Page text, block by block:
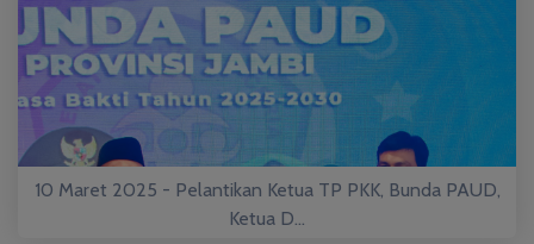
10 Maret 2025 - Pelantikan Ketua TP PKK, Bunda PAUD,
Ketua D...